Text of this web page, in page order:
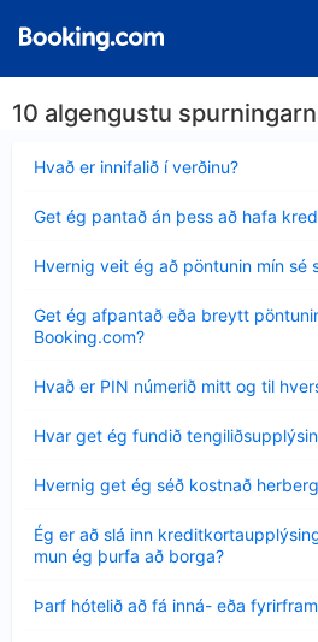
10 algengustu
Hvað er innifalið í verðinu?
sýnt
Get ég pantað án þess að hafa
sýnt
Hvernig veit ég að pöntunin mín sé
sýnt
Get ég afpantað eða breytt
Booking.com?
sýnt
Hvað er PIN númerið mitt og til
sýnt
Hvar get ég fundið
sýnt
Hvernig get ég séð kostnað
sýnt
Ég er að slá inn
mun ég þurfa að borga?
Minna
sýnt
Þarf hótelið að fá inná- eða
sýnt